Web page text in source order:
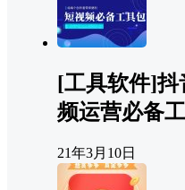
[工具软件]
频运营必备
21年3月10日